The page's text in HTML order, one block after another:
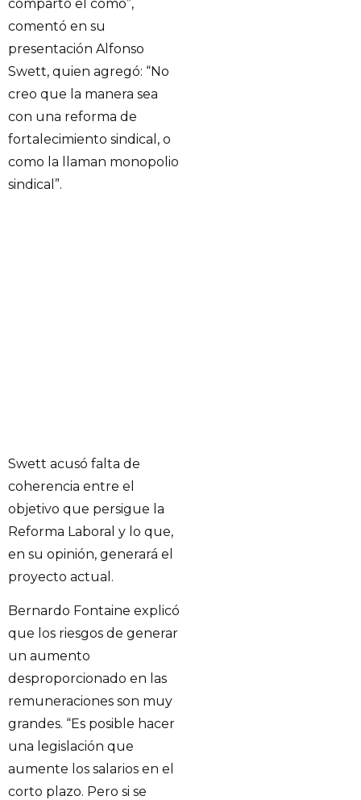
comparto el cómo”,
comentó en su
presentación Alfonso
Swett, quien agregó: “No
creo que la manera sea
con una reforma de
fortalecimiento sindical, o
como la llaman monopolio
sindical”.
Swett acusó falta de
coherencia entre el
objetivo que persigue la
Reforma Laboral y lo que,
en su opinión, generará el
proyecto actual.
Bernardo Fontaine explicó
que los riesgos de generar
un aumento
desproporcionado en las
remuneraciones son muy
grandes. “Es posible hacer
una legislación que
aumente los salarios en el
corto plazo. Pero si se